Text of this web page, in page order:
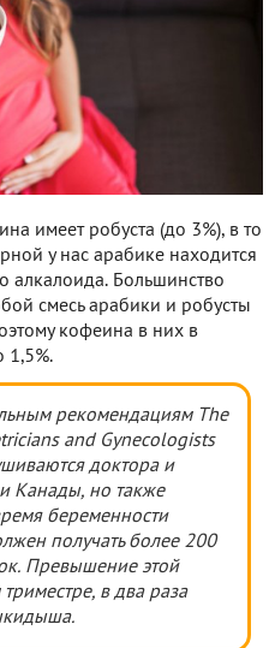
имеет робуста (до 3%), в то
у нас арабике находится
алкалоида. Большинство
смесь арабики и робусты
кофеина в них в
1,5%.
рекомендациям The
and Gynecologists
доктора и
Канады, но также
беременности
получать более 200
Превышение этой
в два раза